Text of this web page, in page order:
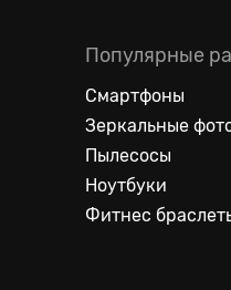
Популярные
Смартфоны
Зеркальные
Пылесосы
Ноутбуки
Фитнес